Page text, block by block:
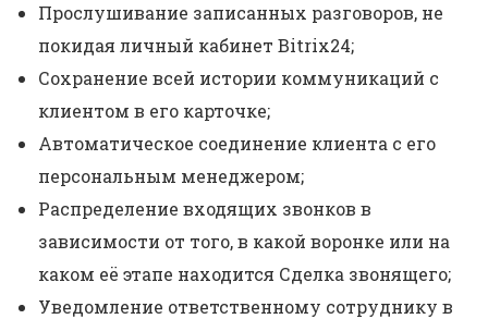
Прослушивание записанных разговоров, не
покидая личный кабинет Bitrix24;
Сохранение всей истории коммуникаций с
клиентом в его карточке;
Автоматическое соединение клиента с его
персональным менеджером;
Распределение входящих звонков в
зависимости от того, в какой воронке или на
каком её этапе находится Сделка звонящего;
Уведомление ответственному сотруднику в